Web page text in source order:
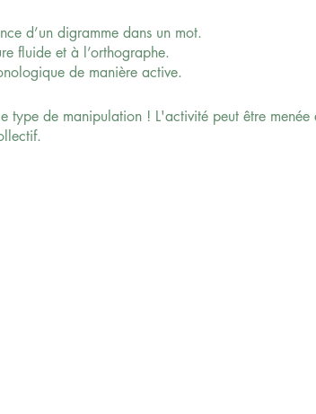
d’un digramme dans un mot.
fluide et à l’orthographe.
de manière active.
type de manipulation ! L'activité peut être menée